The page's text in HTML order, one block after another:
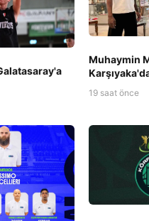
Muhaymin
19 saat önce